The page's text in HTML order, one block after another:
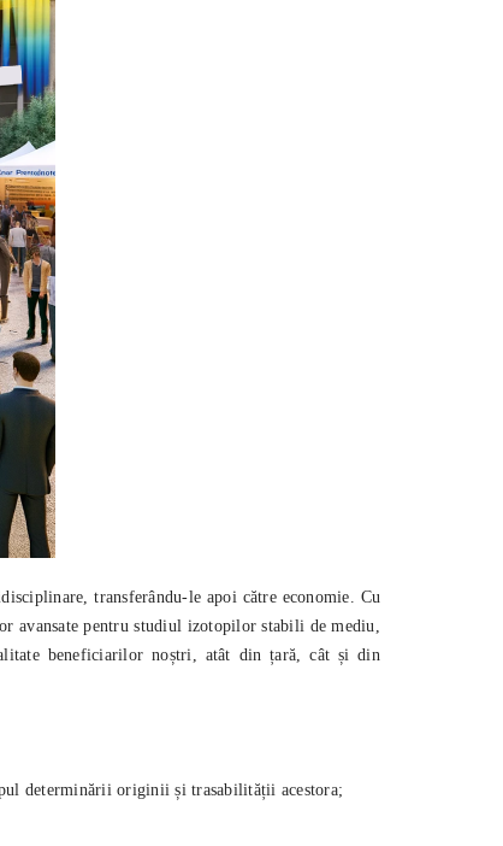
transferându-le apoi către economie. Cu
avansate pentru studiul izotopilor stabili de mediu,
beneficiarilor noștri, atât din țară, cât și din
determinării originii și trasabilității acestora;